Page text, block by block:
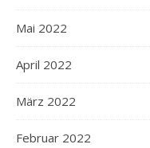
Mai 2022
April 2022
März 2022
Februar 2022